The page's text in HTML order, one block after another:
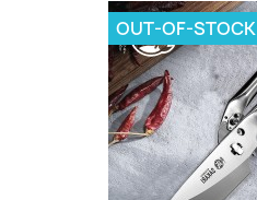
OUT-OF-STOCK